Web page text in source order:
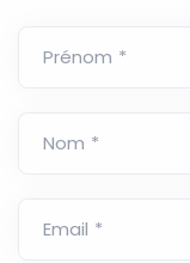
Prénom *
Nom *
Email *